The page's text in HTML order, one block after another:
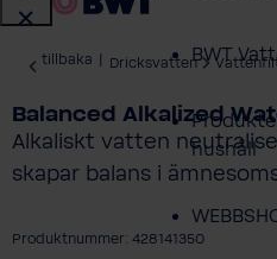
BWT
hushåll
tillbaka Dricksvatten
Balanced Alkalized
Alkaliskt vatten
skapar balans i
Produktnummer: 428141350